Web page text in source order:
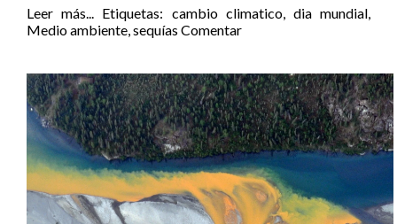
Leer más... Etiquetas: cambio climatico, dia mundial,
Medio ambiente,sequías Comentar